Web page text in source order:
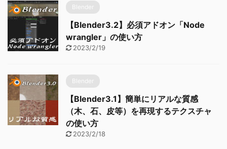
Blender
【Blender3.2】必須アドオン「Node
wrangler」の使い方
2023/2/19
Blender
【Blender3.1】簡単にリアルな質感
（木、石、皮等）を再現するテクスチャ
の使い方
2023/2/18